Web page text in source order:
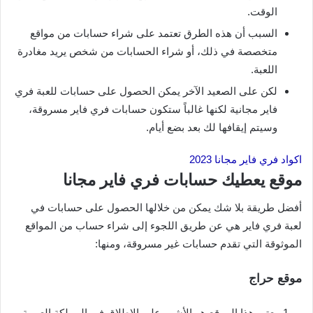
الوقت.
السبب أن هذه الطرق تعتمد على شراء حسابات من مواقع
متخصصة في ذلك، أو شراء الحسابات من شخص يريد مغادرة
اللعبة.
لكن على الصعيد الآخر يمكن الحصول على حسابات للعبة فري
فاير مجانية لكنها غالباً ستكون حسابات فري فاير مسروقة،
وسيتم إيقافها لك بعد بضع أيام.
اكواد فري فاير مجانا 2023
موقع يعطيك حسابات فري فاير مجانا
أفضل طريقة بلا شك يمكن من خلالها الحصول على حسابات في
لعبة فري فاير هي عن طريق اللجوء إلى شراء حساب من المواقع
الموثوقة التي تقدم حسابات غير مسروقة، ومنها:
موقع حراج